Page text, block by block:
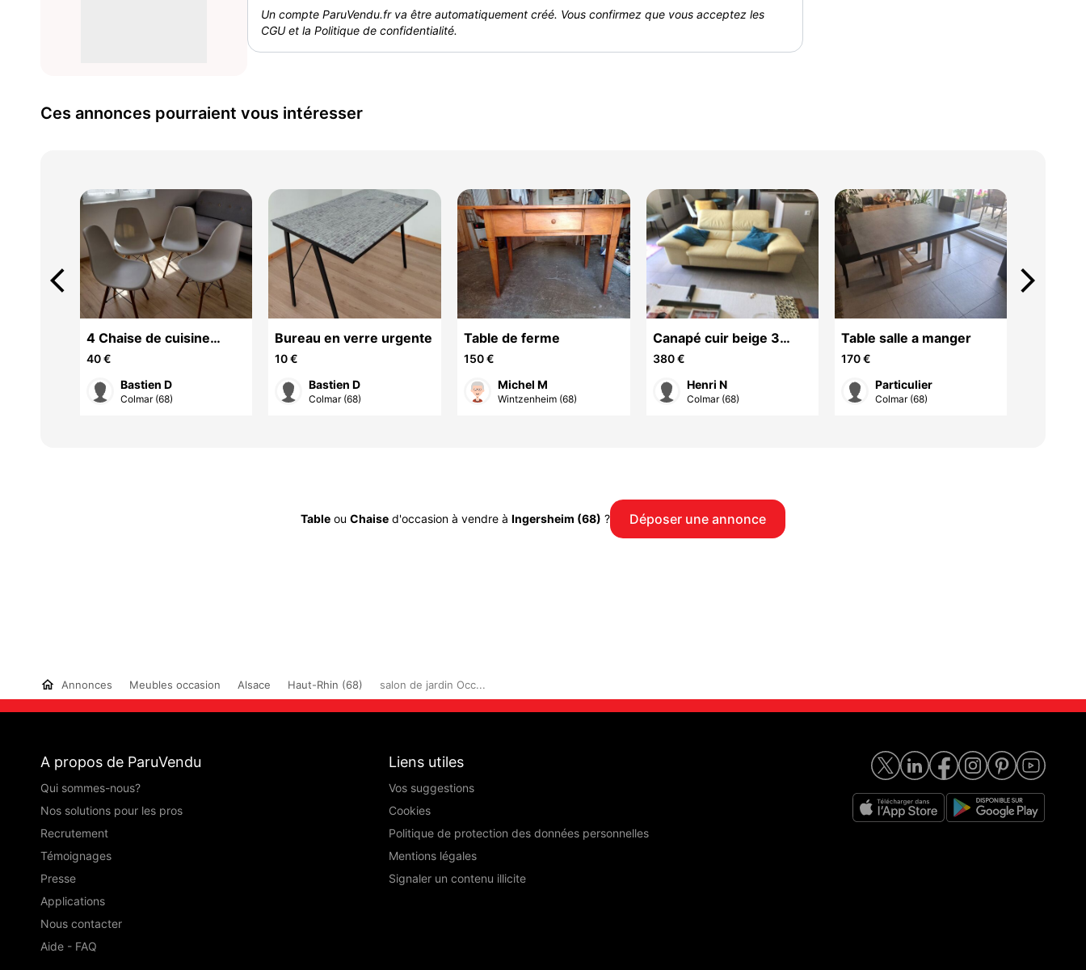
Un compte ParuVendu.fr va être automatiquement créé. Vous confirmez que vous acceptez les
CGU et la Politique de confidentialité.
Ces annonces pourraient vous intéresser
4 Chaise de cuisine
(plastique rigide)
urgente
40 €
Bastien D
Colmar (68)
Bureau en verre urgente
10 €
Bastien D
Colmar (68)
Table de ferme
150 €
Michel M
Wintzenheim (68)
Canapé cuir beige 3
places
380 €
Henri N
Colmar (68)
Table salle a manger
170 €
Particulier
Colmar (68)
arrow_back_ios arrow_forward_ios
Table ou Chaise d'occasion à vendre à Ingersheim (68) ? Déposer une annonce
Annonces Meubles occasion Alsace Haut-Rhin (68) salon de jardin Occ...
A propos de ParuVendu
Qui sommes-nous?
Nos solutions pour les pros
Recrutement
Témoignages
Presse
Applications
Nous contacter
Aide - FAQ
Liens utiles
Vos suggestions
Cookies
Politique de protection des données personnelles
Mentions légales
Signaler un contenu illicite